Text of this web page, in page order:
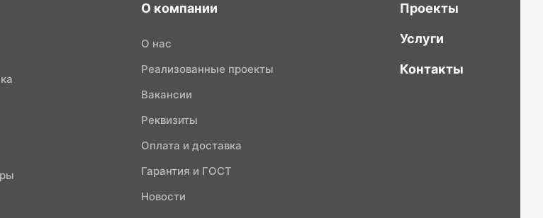
О компании
О нас
Реализованные проекты
Вакансии
Реквизиты
Оплата и доставка
Гарантия и ГОСТ
Новости
Проекты
Услуги
Контакты